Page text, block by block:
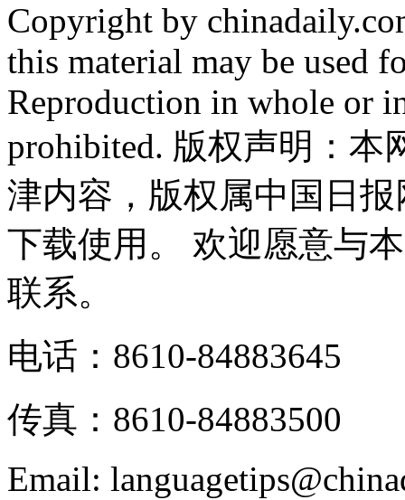
Copyright by
this material may be used
Reproduction in whole or
prohibited. 版权声明：
津内容，版权属中国日
下载使用。 欢迎愿意与
联系。
电话：8610-84883645
传真：8610-84883500
Email: